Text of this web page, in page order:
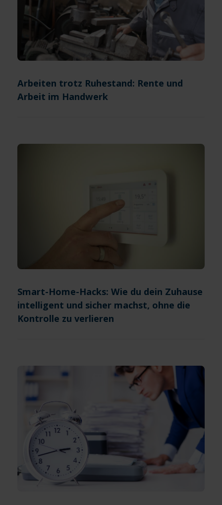
Arbeiten trotz Ruhestand: Rente und
Arbeit im Handwerk
Smart-Home-Hacks: Wie du dein Zuhause
intelligent und sicher machst, ohne die
Kontrolle zu verlieren